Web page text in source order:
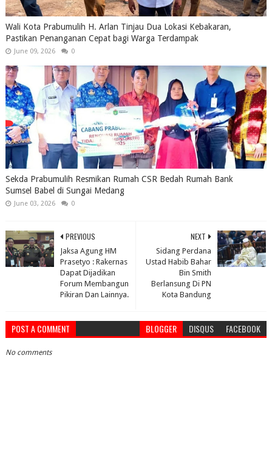
Wali Kota Prabumulih H. Arlan Tinjau Dua Lokasi Kebakaran,
Pastikan Penanganan Cepat bagi Warga Terdampak
June 09, 2026 0
Sekda Prabumulih Resmikan Rumah CSR Bedah Rumah Bank
Sumsel Babel di Sungai Medang
June 03, 2026 0
NEXT
Sidang Perdana
Ustad Habib Bahar
Bin Smith
Berlansung Di PN
Kota Bandung
PREVIOUS
Jaksa Agung HM
Prasetyo : Rakernas
Dapat Dijadikan
Forum Membangun
Pikiran Dan Lainnya.
POST A COMMENT BLOGGER DISQUS FACEBOOK
No comments